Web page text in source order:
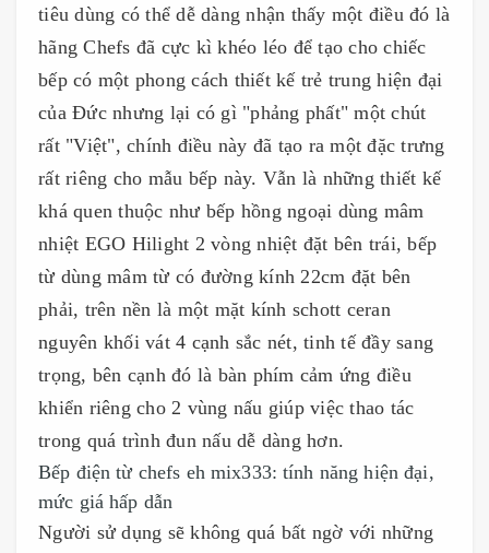
tiêu dùng có thể dễ dàng nhận thấy một điều đó là
hãng Chefs đã cực kì khéo léo để tạo cho chiếc
bếp có một phong cách thiết kế trẻ trung hiện đại
của Đức nhưng lại có gì "phảng phất" một chút
rất "Việt", chính điều này đã tạo ra một đặc trưng
rất riêng cho mẫu bếp này. Vẫn là những thiết kế
khá quen thuộc như bếp hồng ngoại dùng mâm
nhiệt EGO Hilight 2 vòng nhiệt đặt bên trái, bếp
từ dùng mâm từ có đường kính 22cm đặt bên
phải, trên nền là một mặt kính schott ceran
nguyên khối vát 4 cạnh sắc nét, tinh tế đầy sang
trọng, bên cạnh đó là bàn phím cảm ứng điều
khiển riêng cho 2 vùng nấu giúp việc thao tác
trong quá trình đun nấu dễ dàng hơn.
Bếp điện từ chefs eh mix333: tính năng hiện đại,
mức giá hấp dẫn
Người sử dụng sẽ không quá bất ngờ với những